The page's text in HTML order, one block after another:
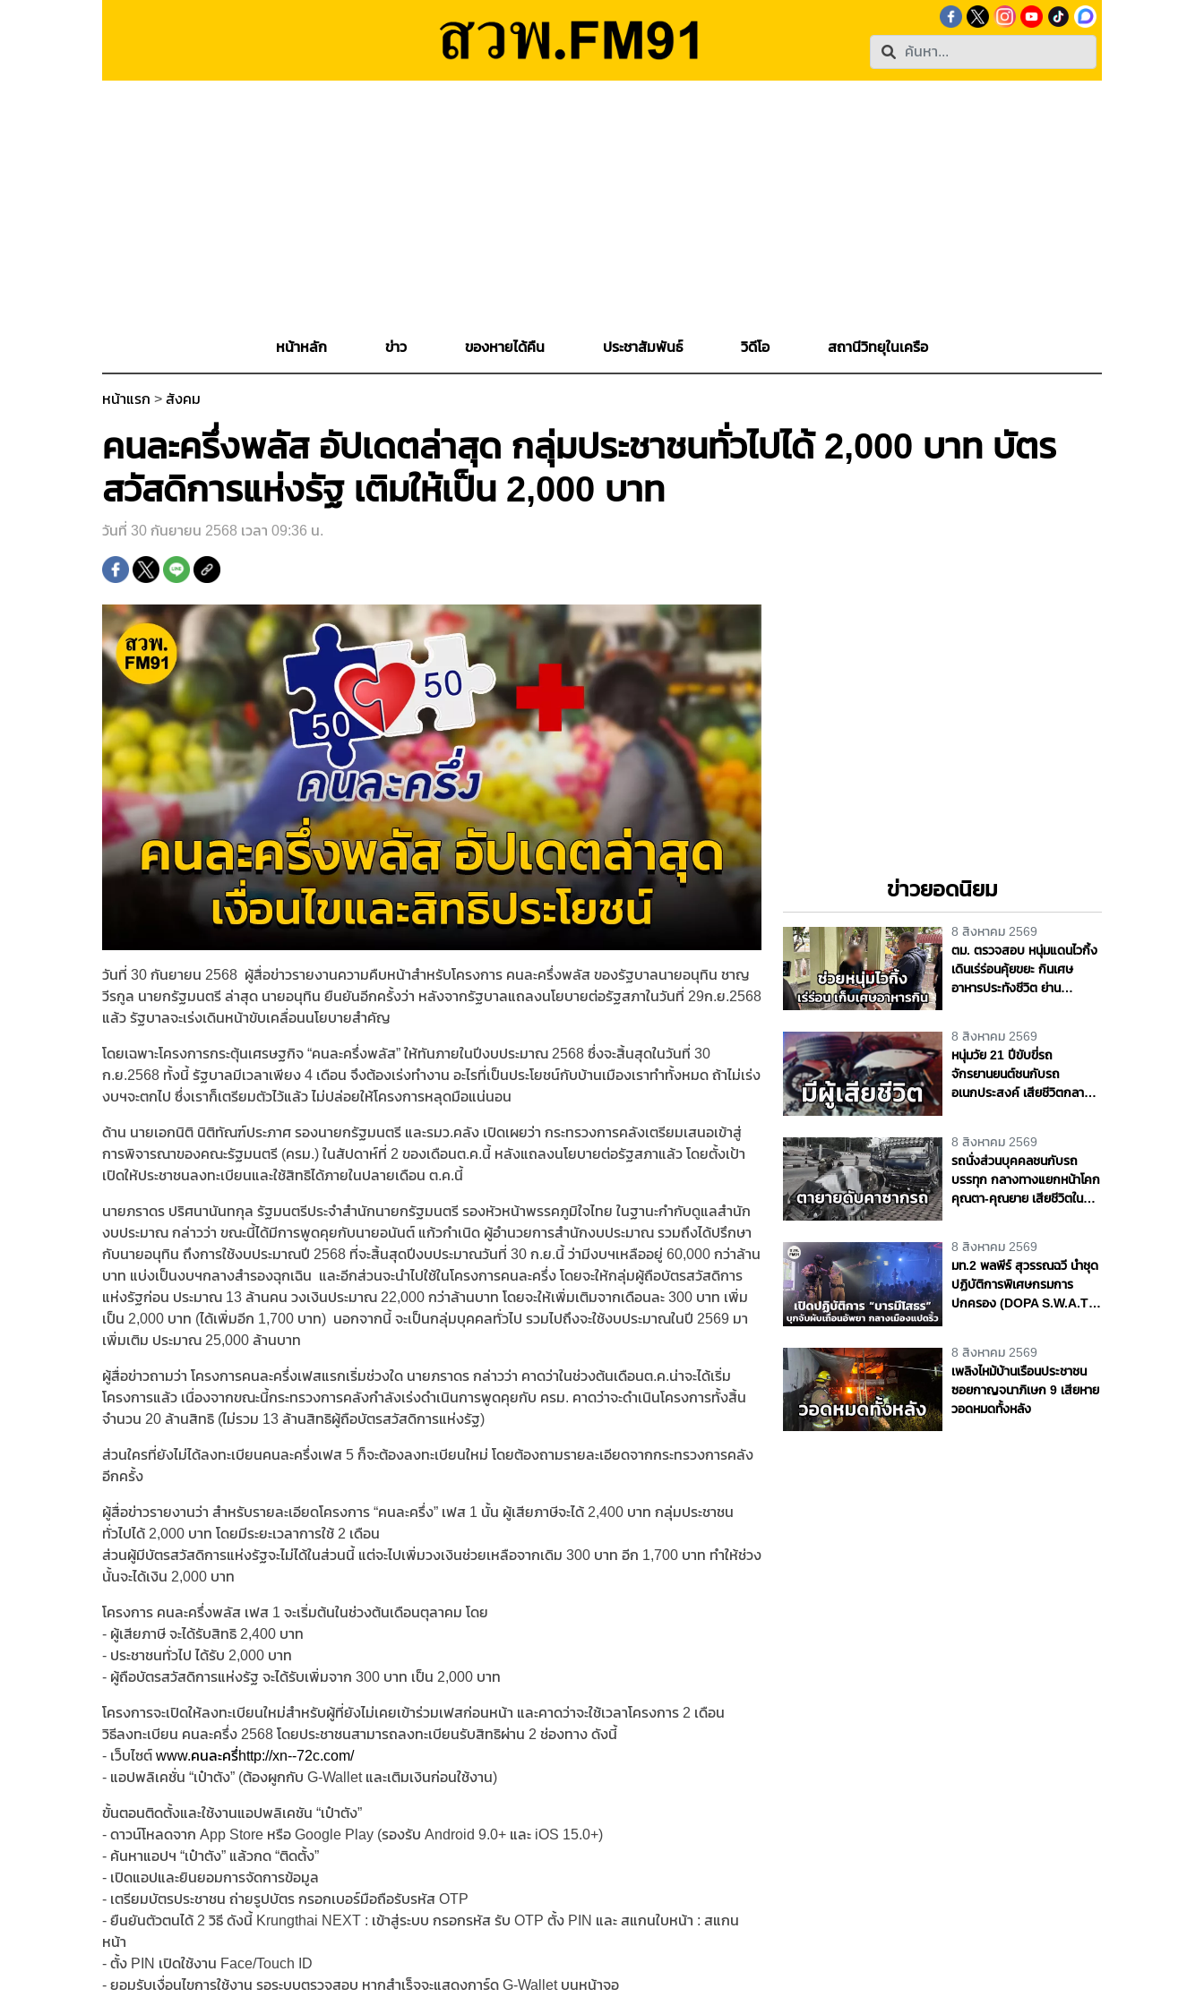
หน้าหลัก ข่าว ของหายได้คืน ประชาสัมพันธ์ วิดีโอ สถานีวิทยุในเครือ
หน้าแรก > สังคม
คนละครึ่งพลัส อัปเดตล่าสุด กลุ่มประชาชนทั่วไปได้ 2,000 บาท บัตร
สวัสดิการแห่งรัฐ เติมให้เป็น 2,000 บาท
วันที่ 30 กันยายน 2568 เวลา 09:36 น.
วันที่ 30 กันยายน 2568 ผู้สื่อข่าวรายงานความคืบหน้าสำหรับโครงการ คนละครึ่งพลัส ของรัฐบาลนายอนุทิน ชาญ
วีรกูล นายกรัฐมนตรี ล่าสุด นายอนุทิน ยืนยันอีกครั้งว่า หลังจากรัฐบาลแถลงนโยบายต่อรัฐสภาในวันที่ 29ก.ย.2568
แล้ว รัฐบาลจะเร่งเดินหน้าขับเคลื่อนนโยบายสำคัญ
โดยเฉพาะโครงการกระตุ้นเศรษฐกิจ “คนละครึ่งพลัส” ให้ทันภายในปีงบประมาณ 2568 ซึ่งจะสิ้นสุดในวันที่ 30
ก.ย.2568 ทั้งนี้ รัฐบาลมีเวลาเพียง 4 เดือน จึงต้องเร่งทำงาน อะไรที่เป็นประโยชน์กับบ้านเมืองเราทำทั้งหมด ถ้าไม่เร่ง
งบฯจะตกไป ซึ่งเราก็เตรียมตัวไว้แล้ว ไม่ปล่อยให้โครงการหลุดมือแน่นอน
ด้าน นายเอกนิติ นิติทัณฑ์ประภาศ รองนายกรัฐมนตรี และรมว.คลัง เปิดเผยว่า กระทรวงการคลังเตรียมเสนอเข้าสู่
การพิจารณาของคณะรัฐมนตรี (ครม.) ในสัปดาห์ที่ 2 ของเดือนต.ค.นี้ หลังแถลงนโยบายต่อรัฐสภาแล้ว โดยตั้งเป้า
เปิดให้ประชาชนลงทะเบียนและใช้สิทธิได้ภายในปลายเดือน ต.ค.นี้
นายภราดร​ ปริศนานันทกุล​ รัฐมนตรีประจำสำนักนายกรัฐมนตรี​ รองหัวหน้าพรรคภูมิใจไทย ในฐานะกำกับดูแลสำนัก
งบประมาณ กล่าวว่า ขณะนี้ได้มีการพูดคุยกับนายอนันต์ แก้วกำเนิด ผู้อำนวยการสำนักงบประมาณ รวมถึงได้ปรึกษา
กับนายอนุทิน ถึงการใช้งบประมาณปี 2568 ที่จะสิ้นสุดปีงบประมาณวันที่ 30 ก.ย.นี้ ว่ามีงบฯเหลืออยู่​ 60,000 กว่าล้าน
บาท​ แบ่งเป็นงบฯกลางสำรองฉุกเฉิน และอีกส่วนจะนำไปใช้ในโครงการคนละครึ่ง โดยจะให้กลุ่มผู้ถือบัตรสวัสดิการ
แห่งรัฐก่อน ประมาณ 13 ล้านคน วงเงินประมาณ 22,000 กว่าล้านบาท โดยจะให้เพิ่มเติมจากเดือนละ 300 บาท เพิ่ม
เป็น 2,000 บาท (ได้เพิ่มอีก 1,700 บาท) นอกจากนี้ จะเป็นกลุ่มบุคคลทั่วไป รวมไปถึงจะใช้งบประมาณในปี 2569 มา
เพิ่มเติม ประมาณ 25,000 ล้านบาท
ผู้สื่อข่าวถามว่า โครงการคนละครึ่งเฟสแรกเริ่มช่วงใด นายภราดร กล่าวว่า คาดว่าในช่วงต้นเดือนต.ค.น่าจะได้เริ่ม
โครงการแล้ว เนื่องจากขณะนี้กระทรวงการคลังกำลังเร่งดำเนินการพูดคุยกับ ครม. คาดว่าจะดำเนินโครงการทั้งสิ้น
จำนวน 20 ล้านสิทธิ (ไม่รวม 13 ล้านสิทธิผู้ถือบัตรสวัสดิการแห่งรัฐ)
ส่วนใครที่ยังไม่ได้ลงทะเบียนคนละครึ่งเฟส 5 ก็จะต้องลงทะเบียนใหม่ โดยต้องถามรายละเอียดจากกระทรวงการคลัง
อีกครั้ง
ผู้สื่อข่าวรายงานว่า สำหรับรายละเอียดโครงการ “คนละครึ่ง” เฟส 1 นั้น ผู้เสียภาษีจะได้ 2,400 บาท กลุ่มประชาชน
ทั่วไปได้ 2,000 บาท โดยมีระยะเวลาการใช้ 2 เดือน
ส่วนผู้มีบัตรสวัสดิการแห่งรัฐจะไม่ได้ในส่วนนี้ แต่จะไปเพิ่มวงเงินช่วยเหลือจากเดิม 300 บาท อีก 1,700 บาท ทำให้ช่วง
นั้นจะได้เงิน 2,000 บาท
โครงการ คนละครึ่งพลัส เฟส 1 จะเริ่มต้นในช่วงต้นเดือนตุลาคม โดย
- ผู้เสียภาษี จะได้รับสิทธิ 2,400 บาท
- ประชาชนทั่วไป ได้รับ 2,000 บาท
- ผู้ถือบัตรสวัสดิการแห่งรัฐ จะได้รับเพิ่มจาก 300 บาท เป็น 2,000 บาท
โครงการจะเปิดให้ลงทะเบียนใหม่สำหรับผู้ที่ยังไม่เคยเข้าร่วมเฟสก่อนหน้า และคาดว่าจะใช้เวลาโครงการ 2 เดือน
วิธีลงทะเบียน คนละครึ่ง 2568 โดยประชาชนสามารถลงทะเบียนรับสิทธิผ่าน 2 ช่องทาง ดังนี้
- เว็บไซต์ www.คนละครึ่http://xn--72c.com/
- แอปพลิเคชั่น “เป๋าตัง” (ต้องผูกกับ G-Wallet และเติมเงินก่อนใช้งาน)
ขั้นตอนติดตั้งและใช้งานแอปพลิเคชัน “เป๋าตัง”
- ดาวน์โหลดจาก App Store หรือ Google Play (รองรับ Android 9.0+ และ iOS 15.0+)
- ค้นหาแอปฯ “เป๋าตัง” แล้วกด “ติดตั้ง”
- เปิดแอปและยินยอมการจัดการข้อมูล
- เตรียมบัตรประชาชน ถ่ายรูปบัตร กรอกเบอร์มือถือรับรหัส OTP
- ยืนยันตัวตนได้ 2 วิธี ดังนี้ Krungthai NEXT : เข้าสู่ระบบ กรอกรหัส รับ OTP ตั้ง PIN และ สแกนใบหน้า : สแกน
หน้า
- ตั้ง PIN เปิดใช้งาน Face/Touch ID
- ยอมรับเงื่อนไขการใช้งาน รอระบบตรวจสอบ หากสำเร็จจะแสดงการ์ด G-Wallet บนหน้าจอ
ข่าวยอดนิยม
8 สิงหาคม 2569
ตม. ตรวจสอบ หนุ่มแดนไวกิ้ง
เดินเร่ร่อนคุ้ยขยะ กินเศษ
อาหารประทังชีวิต ย่าน
บ้านช่วยเหลือ จ.นนทบุรี
8 สิงหาคม 2569
หนุ่มวัย 21 ปีขับขี่รถ
จักรยานยนต์ชนกับรถ
อเนกประสงค์ เสียชีวิตกลาง
8 สิงหาคม 2569
รถนั่งส่วนบุคคลชนกับรถ
บรรทุก กลางทางแยกหน้าโคก
คุณตา-คุณยาย เสียชีวิตใน
8 สิงหาคม 2569
มท.2 พลพีร์ สุวรรณฉวี นำชุด
ปฏิบัติการพิเศษกรมการ
ปกครอง (DOPA S.W.A.T.)
เมืองแปดริ้ว เปิดถึงเช้า ไร้ใบ
อนุญาต
8 สิงหาคม 2569
เพลิงไหม้บ้านเรือนประชาชน
ซอยกาญจนาภิเษก 9 เสียหาย
วอดหมดทั้งหลัง